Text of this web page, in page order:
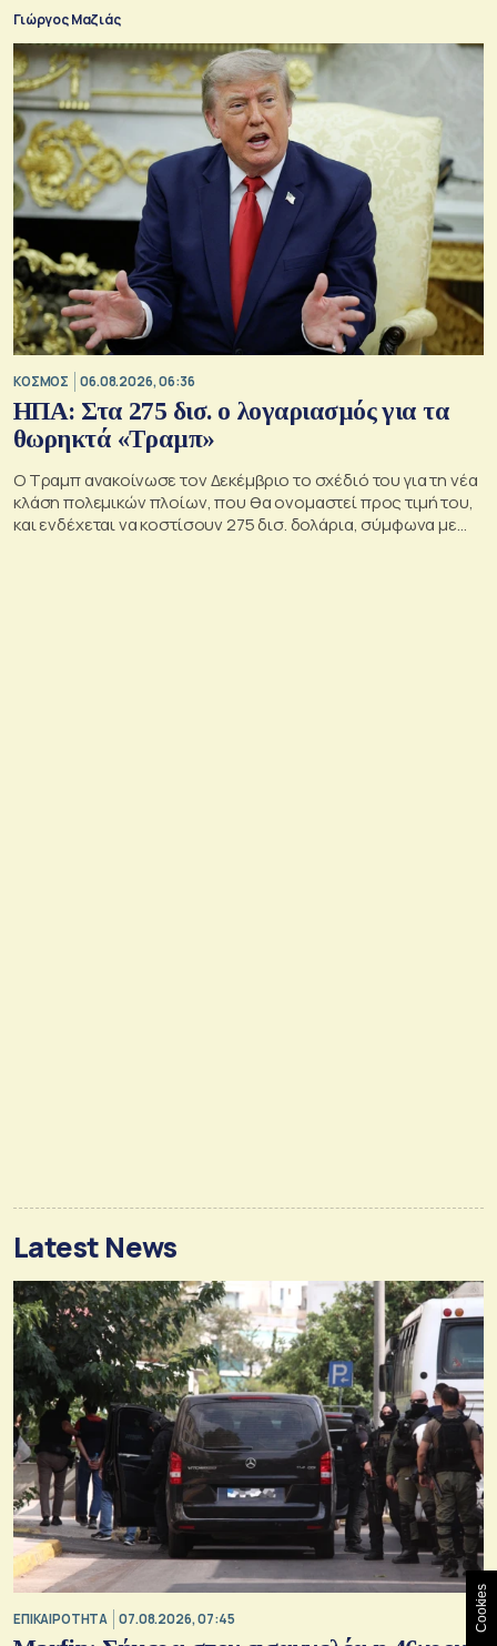
Γιώργος Μαζιάς
ΚΟΣΜΟΣ 06.08.2026, 06:36
ΗΠΑ: Στα 275 δισ. ο λογαριασμός για τα
θωρηκτά «Τραμπ»
Ο Τραμπ ανακοίνωσε τον Δεκέμβριο το σχέδιό του για τη νέα
κλάση πολεμικών πλοίων, που θα ονομαστεί προς τιμή του,
και ενδέχεται να κοστίσουν 275 δισ. δολάρια, σύμφωνα με
Latest News
ΕΠΙΚΑΙΡΟΤΗΤΑ 07.08.2026, 07:45 Cookies